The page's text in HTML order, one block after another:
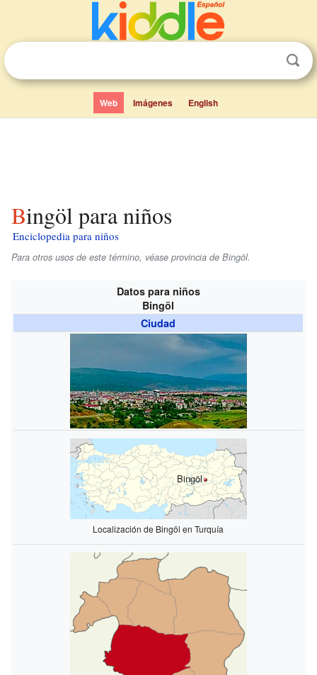
Web Imágenes English
Bingöl para niños
Enciclopedia para niños
Para otros usos de este término, véase provincia de Bingöl.
Datos para niños
Bingöl
Ciudad
Bingöl
Localización de Bingöl en Turquía